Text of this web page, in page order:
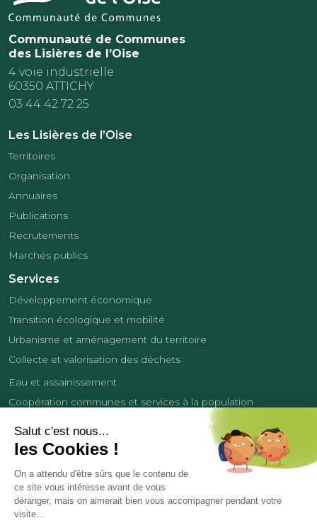
Communauté de Communes
des Lisières de l’Oise
4 voie industrielle
60350 ATTICHY
03 44 42 72 25
Les Lisières de l’Oise
Territoires
Organisation
Annuaires
Publications
Recrutements
Marchés publics
Services
Développement économique
Transition écologique et mobilité
Urbanisme et aménagement du territoire
Collecte et valorisation des déchets
Eau et assainissement
Coopération communes et services à la population
Développement économique
Contact Tourisme